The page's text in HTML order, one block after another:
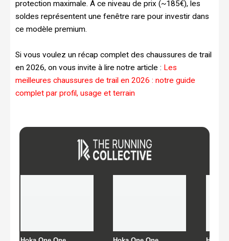
protection maximale. À ce niveau de prix (~185€), les
soldes représentent une fenêtre rare pour investir dans
ce modèle premium.
Si vous voulez un récap complet des chaussures de trail
en 2026, on vous invite à lire notre article : Les
meilleures chaussures de trail en 2026 : notre guide
complet par profil, usage et terrain